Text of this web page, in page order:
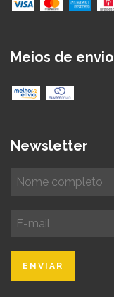
Meios de envio
Newsletter